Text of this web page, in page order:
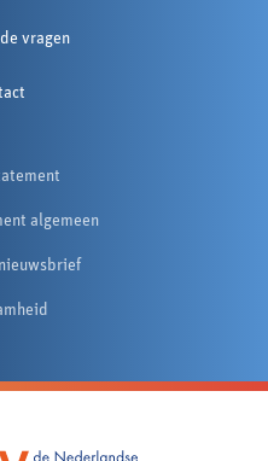
vragen
algemeen